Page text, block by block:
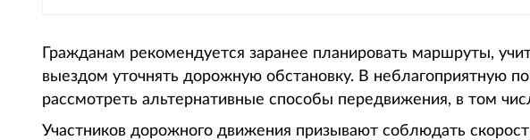
Гражданам рекомендуется заранее планировать маршруты,
выездом уточнять дорожную обстановку. В неблагоприятную
рассмотреть альтернативные способы передвижения, в том
Участников дорожного движения призывают соблюдать